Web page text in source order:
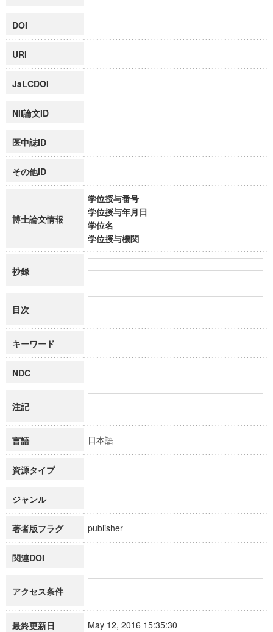
DOI
URI
JaLCDOI
NII論文ID
医中誌ID
その他ID
博士論文情報
学位授与番号
学位授与年月日
学位名
学位授与機関
抄録
目次
キーワード
NDC
注記
言語 日本語
資源タイプ
ジャンル
著者版フラグ publisher
関連DOI
アクセス条件
最終更新日 May 12, 2016 15:35:30